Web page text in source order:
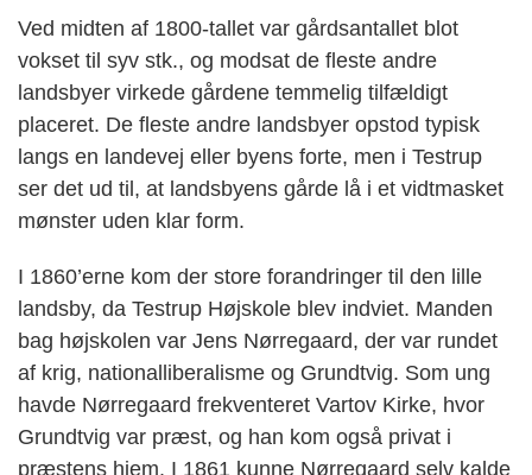
Ved midten af 1800-tallet var gårdsantallet blot
vokset til syv stk., og modsat de fleste andre
landsbyer virkede gårdene temmelig tilfældigt
placeret. De fleste andre landsbyer opstod typisk
langs en landevej eller byens forte, men i Testrup
ser det ud til, at landsbyens gårde lå i et vidtmasket
møn­ster uden klar form.
I 1860’erne kom der store forandringer til den lille
landsby, da Testrup Højskole blev indviet. Manden
bag højskolen var Jens Nørregaard, der var rundet
af krig, nationalliberalisme og Grundtvig. Som ung
havde Nørregaard frekventeret Vartov Kirke, hvor
Grundtvig var præst, og han kom også privat i
præstens hjem. I 1861 kunne Nørregaard selv kalde